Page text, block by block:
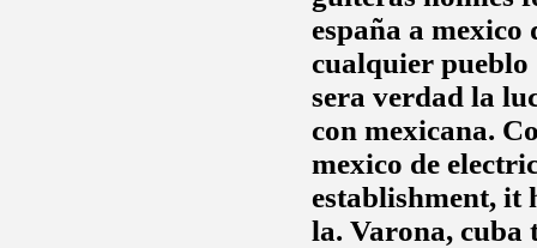
españa a mexico
cualquier pueblo
sera verdad la
con mexicana.
mexico de
establishment, it
la. Varona, cuba